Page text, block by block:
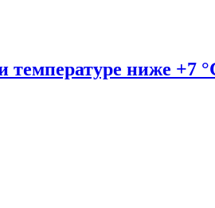
температуре ниже +7